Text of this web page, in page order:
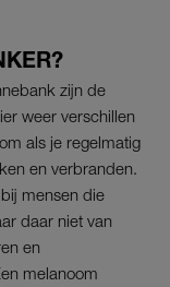
zijn de
weer verschillen
als je regelmatig
en verbranden.
mensen die
daar niet van
en
melanoom